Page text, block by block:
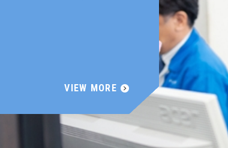
VIEW MORE